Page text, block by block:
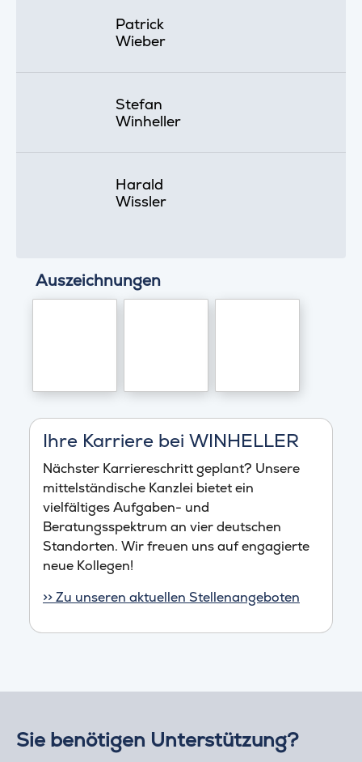
Patrick
Wieber
Stefan
Winheller
Harald
Wissler
Auszeichnungen
Ihre Karriere bei WINHELLER
Nächster Karriereschritt geplant? Unsere
mittelständische Kanzlei bietet ein
vielfältiges Aufgaben- und
Beratungsspektrum an vier deutschen
Standorten. Wir freuen uns auf engagierte
neue Kollegen!
>> Zu unseren aktuellen Stellenangeboten
Sie benötigen Unterstützung?